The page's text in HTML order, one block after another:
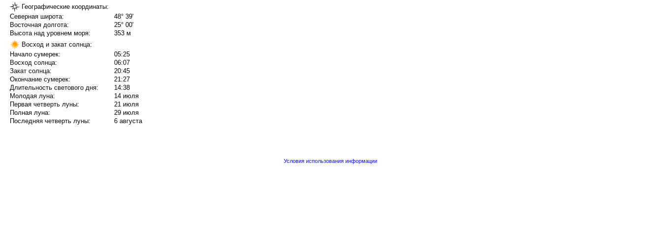
Географические координаты:
Северная широта:
48° 39'
Восточная долгота:
25° 00'
Высота над уровнем моря:
353 м
Восход и закат солнца:
Начало сумерек:
05:25
Восход солнца:
06:07
Закат солнца:
20:45
Окончание сумерек:
21:27
Длительность светового дня:
14:38
Молодая луна:
14 июля
Первая четверть луны:
21 июля
Полная луна:
29 июля
Последняя четверть луны:
6 августа
Условия использования информации